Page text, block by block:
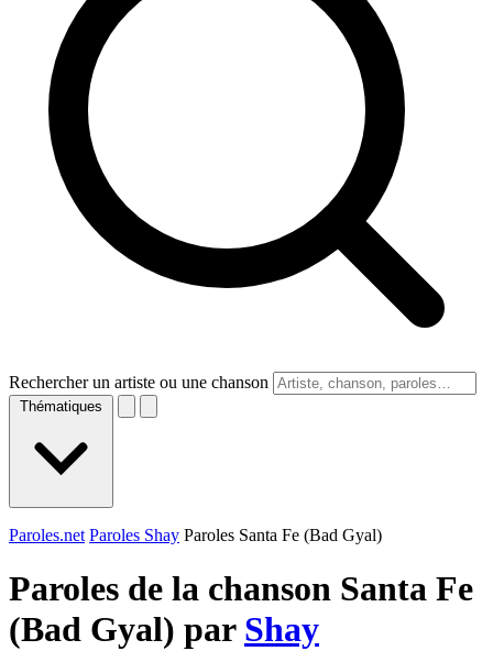
Rechercher un artiste ou une chanson
Thématiques
Paroles.net Paroles Shay Paroles Santa Fe (Bad Gyal)
Paroles de la chanson Santa Fe
(Bad Gyal) par Shay